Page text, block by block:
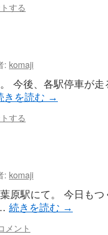
する
: komaji
今後、各駅停車が
きを読む →
する
: komaji
原駅にて。 今日もつ
続きを読む →
メント